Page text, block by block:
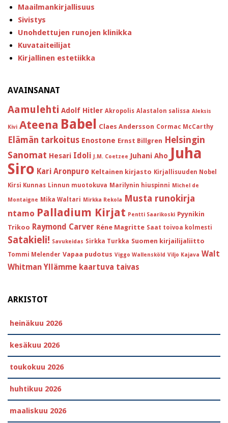
Maailmankirjallisuus
Sivistys
Unohdettujen runojen klinikka
Kuvataiteilijat
Kirjallinen estetiikka
AVAINSANAT
Aamulehti Adolf Hitler Akropolis Alastalon salissa Aleksis
Kivi Ateena Babel Claes Andersson Cormac McCarthy
Elämän tarkoitus Enostone Ernst Billgren Helsingin
Sanomat Hesari Idoli J.M. Coetzee Juhani Aho Juha
Siro Kari Aronpuro Keltainen kirjasto Kirjallisuuden Nobel
Kirsi Kunnas Linnun muotokuva Marilynin hiuspinni Michel de
Montaigne Mika Waltari Mirkka Rekola Musta runokirja
ntamo Palladium Kirjat Pentti Saarikoski Pyynikin
Trikoo Raymond Carver Réne Magritte Saat toivoa kolmesti
Satakieli! Savukeidas Sirkka Turkka Suomen kirjailijaliitto
Tommi Melender Vapaa pudotus Viggo Wallensköld Viljo Kajava Walt
Whitman Yllämme kaartuva taivas
ARKISTOT
heinäkuu 2026
kesäkuu 2026
toukokuu 2026
huhtikuu 2026
maaliskuu 2026